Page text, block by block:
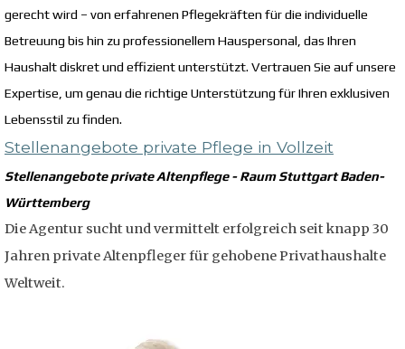
gerecht wird – von erfahrenen Pflegekräften für die individuelle
Betreuung bis hin zu professionellem Hauspersonal, das Ihren
Haushalt diskret und effizient unterstützt. Vertrauen Sie auf unsere
Expertise, um genau die richtige Unterstützung für Ihren exklusiven
Lebensstil zu finden.
Stellenangebote private Pflege in Vollzeit
Stellenangebote private Altenpflege - Raum Stuttgart Baden-
Württemberg
Die Agentur sucht und vermittelt erfolgreich seit knapp 30
Jahren private Altenpfleger für gehobene Privathaushalte
Weltweit.